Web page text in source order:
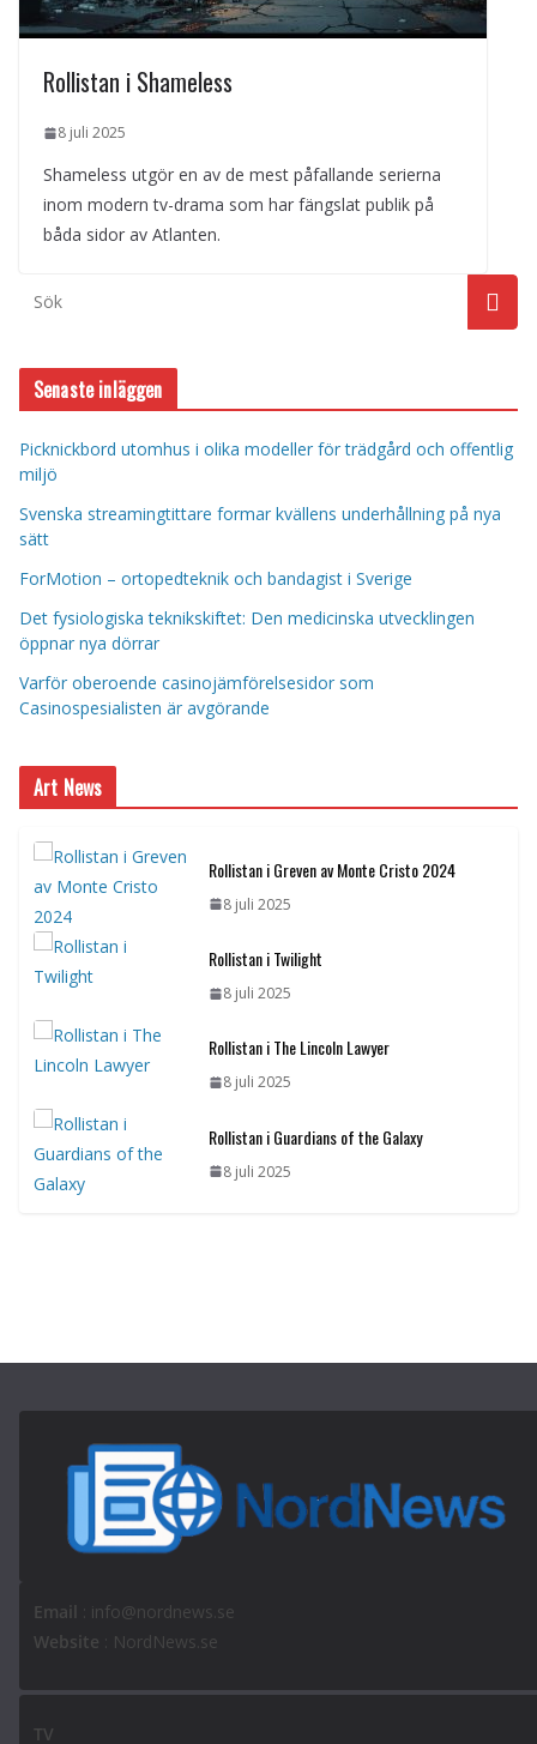
Rollistan i Shameless
8 juli 2025
Shameless utgör en av de mest påfallande serierna
inom modern tv-drama som har fängslat publik på
båda sidor av Atlanten.
Senaste inläggen
Picknickbord utomhus i olika modeller för trädgård och offentlig
miljö
Svenska streamingtittare formar kvällens underhållning på nya
sätt
ForMotion – ortopedteknik och bandagist i Sverige
Det fysiologiska teknikskiftet: Den medicinska utvecklingen
öppnar nya dörrar
Varför oberoende casinojämförelsesidor som
Casinospesialisten är avgörande
Art News
Rollistan i Greven av Monte Cristo 2024
8 juli 2025
Rollistan i Twilight
8 juli 2025
Rollistan i The Lincoln Lawyer
8 juli 2025
Rollistan i Guardians of the Galaxy
8 juli 2025
Email
: info@nordnews.se
Website
: NordNews.se
TV